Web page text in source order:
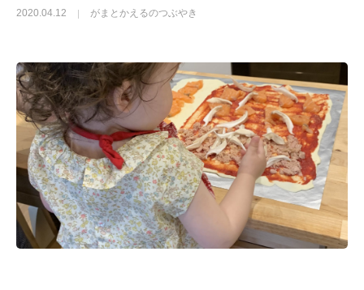
2020.04.12 がまとかえるのつぶやき